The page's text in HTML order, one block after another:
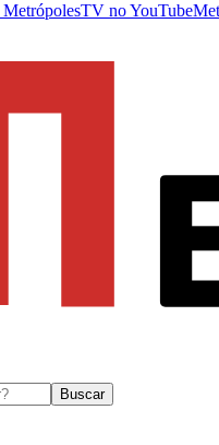
MetrópolesTV noYouTube
Buscar